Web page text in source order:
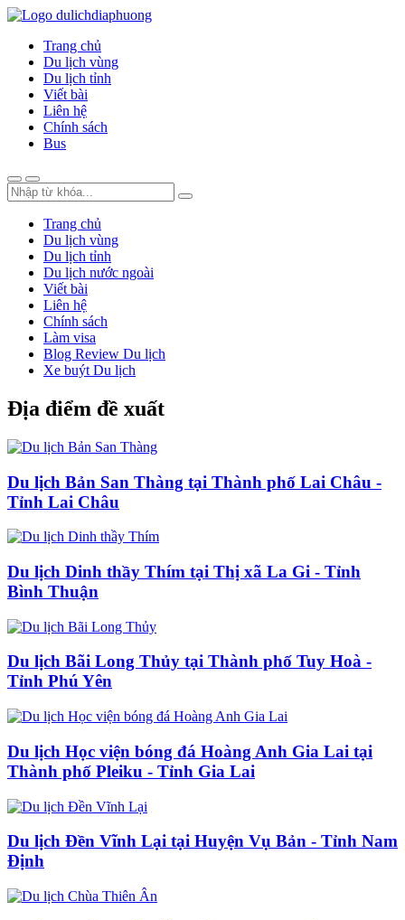
Trang chủ
Du lịch vùng
Du lịch tỉnh
Viết bài
Liên hệ
Chính sách
Bus
Trang chủ
Du lịch vùng
Du lịch tỉnh
Du lịch nước ngoài
Viết bài
Liên hệ
Chính sách
Làm visa
Blog Review Du lịch
Xe buýt Du lịch
Địa điểm đề xuất
Du lịch Bản San Thàng tại Thành phố Lai Châu -
Tỉnh Lai Châu
Du lịch Dinh thầy Thím tại Thị xã La Gi - Tỉnh
Bình Thuận
Du lịch Bãi Long Thủy tại Thành phố Tuy Hoà -
Tỉnh Phú Yên
Du lịch Học viện bóng đá Hoàng Anh Gia Lai tại
Thành phố Pleiku - Tỉnh Gia Lai
Du lịch Đền Vĩnh Lại tại Huyện Vụ Bản - Tỉnh Nam
Định